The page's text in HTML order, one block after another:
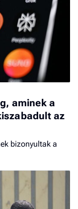
aminek a
az
bizonyultak a